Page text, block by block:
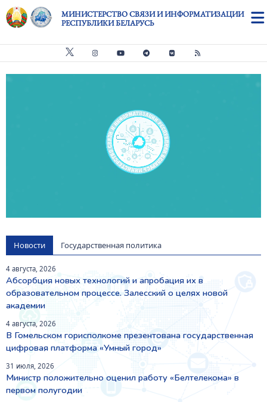
Перейти к основному содержанию
МИНИСТЕРСТВО СВЯЗИ И ИНФОРМАТИЗАЦИИ
РЕСПУБЛИКИ БЕЛАРУСЬ
Новости Государственная политика
4 августа, 2026
Абсорбция новых технологий и апробация их в
образовательном процессе. Залесский о целях новой
академии
4 августа, 2026
В Гомельском горисполкоме презентована государственная
цифровая платформа «Умный город»
31 июля, 2026
Министр положительно оценил работу «Белтелекома» в
первом полугодии